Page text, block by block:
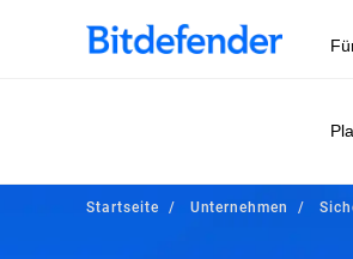
Datensouveränität in der
Startseite Unternehmen